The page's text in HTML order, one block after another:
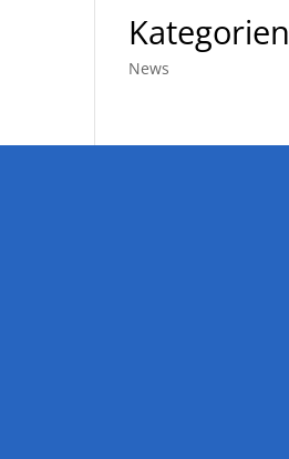
Kategorien
News